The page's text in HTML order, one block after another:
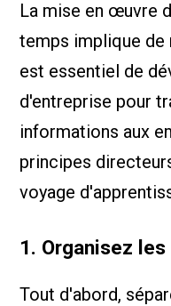
La mise en œuvre
temps implique de
est essentiel de
d'entreprise pour
informations aux
principes
voyage
1. Organisez
Tout d'abord,